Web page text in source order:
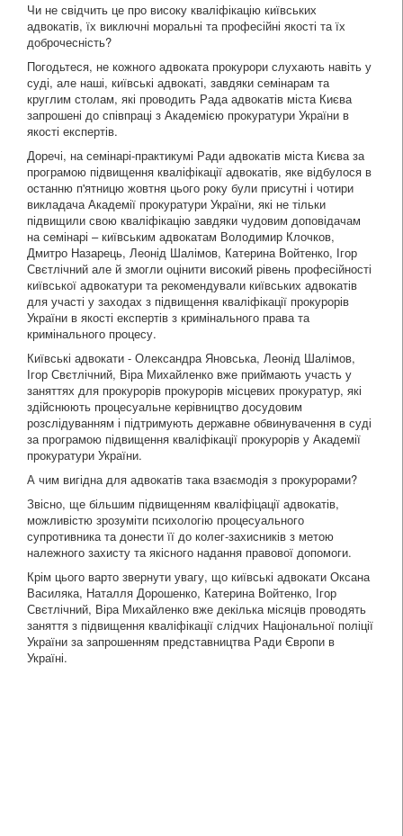
Чи не свідчить це про високу кваліфікацію київських
адвокатів, їх виключні моральні та професійні якості та їх
доброчесність?
Погодьтеся, не кожного адвоката прокурори слухають навіть у
суді, але наші, київські адвокаті, завдяки семінарам та
круглим столам, які проводить Рада адвокатів міста Києва
запрошені до співпраці з Академією прокуратури України в
якості експертів.
Доречі, на семінарі-практикумі Ради адвокатів міста Києва за
програмою підвищення кваліфікації адвокатів, яке відбулося в
останню п'ятницю жовтня цього року були присутні і чотири
викладача Академії прокуратури України, які не тільки
підвищили свою кваліфікацію завдяки чудовим доповідачам
на семінарі – київським адвокатам Володимир Клочков,
Дмитро Назарець, Леонід Шалімов, Катерина Войтенко, Ігор
Свєтлічний але й змогли оцінити високий рівень професійності
київської адвокатури та рекомендували київських адвокатів
для участі у заходах з підвищення кваліфікації прокурорів
України в якості експертів з кримінального права та
кримінального процесу.
Київські адвокати - Олександра Яновська, Леонід Шалімов,
Ігор Свєтлічний, Віра Михайленко вже приймають участь у
заняттях для прокурорів прокурорів місцевих прокуратур, які
здійснюють процесуальне керівництво досудовим
розслідуванням і підтримують державне обвинувачення в суді
за програмою підвищення кваліфікації прокурорів у Академії
прокуратури України.
А чим вигідна для адвокатів така взаємодія з прокурорами?
Звісно, ще більшим підвищенням кваліфіцації адвокатів,
можливістю зрозуміти психологію процесуального
супротивника та донести її до колег-захисників з метою
належного захисту та якісного надання правової допомоги.
Крім цього варто звернути увагу, що київські адвокати Оксана
Василяка, Наталля Дорошенко, Катерина Войтенко, Ігор
Свєтлічний, Віра Михайленко вже декілька місяців проводять
заняття з підвищення кваліфікації слідчих Національної поліції
України за запрошенням представництва Ради Європи в
Україні.